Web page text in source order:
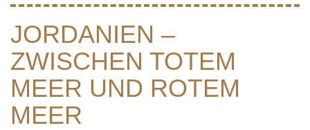
JORDANIEN –
ZWISCHEN TOTEM
MEER UND ROTEM
MEER